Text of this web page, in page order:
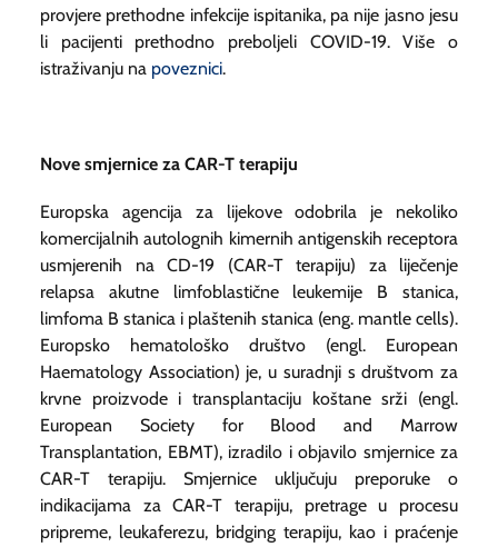
provjere prethodne infekcije ispitanika, pa nije jasno jesu
li pacijenti prethodno preboljeli COVID-19. Više o
istraživanju na poveznici.
Nove smjernice za CAR-T terapiju
Europska agencija za lijekove odobrila je nekoliko
komercijalnih autolognih kimernih antigenskih receptora
usmjerenih na CD-19 (CAR-T terapiju) za liječenje
relapsa akutne limfoblastične leukemije B stanica,
limfoma B stanica i plaštenih stanica (eng. mantle cells).
Europsko hematološko društvo (engl. European
Haematology Association) je, u suradnji s društvom za
krvne proizvode i transplantaciju koštane srži (engl.
European Society for Blood and Marrow
Transplantation, EBMT), izradilo i objavilo smjernice za
CAR-T terapiju. Smjernice uključuju preporuke o
indikacijama za CAR-T terapiju, pretrage u procesu
pripreme, leukaferezu, bridging terapiju, kao i praćenje